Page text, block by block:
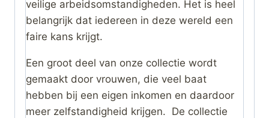
veilige arbeidsomstandigheden. Het is heel
belangrijk dat iedereen in deze wereld een
faire kans krijgt.
Een groot deel van onze collectie wordt
gemaakt door vrouwen, die veel baat
hebben bij een eigen inkomen en daardoor
meer zelfstandigheid krijgen. De collectie